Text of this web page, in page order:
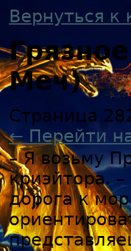
Вернуться к
Меч)
Страница
← Перейти
– Я возьму
криэйтора.
дорога к